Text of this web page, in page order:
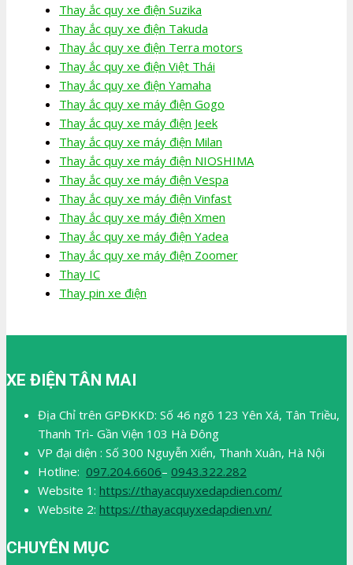
Thay ắc quy xe điện Suzika
Thay ắc quy xe điện Takuda
Thay ắc quy xe điện Terra motors
Thay ắc quy xe điện Việt Thái
Thay ắc quy xe điện Yamaha
Thay ắc quy xe máy điện Gogo
Thay ắc quy xe máy điện Jeek
Thay ắc quy xe máy điện Milan
Thay ắc quy xe máy điện NIOSHIMA
Thay ắc quy xe máy điện Vespa
Thay ắc quy xe máy điện Vinfast
Thay ắc quy xe máy điện Xmen
Thay ắc quy xe máy điện Yadea
Thay ắc quy xe máy điện Zoomer
Thay IC
Thay pin xe điện
XE ĐIỆN TÂN MAI
Địa Chỉ trên GPĐKKD: Số 46 ngõ 123 Yên Xá, Tân Triều,
Thanh Trì- Gần Viện 103 Hà Đông
VP đại diện : Số 300 Nguyễn Xiển, Thanh Xuân, Hà Nội
Hotline: 097.204.6606– 0943.322.282
Website 1: https://thayacquyxedapdien.com/
Website 2: https://thayacquyxedapdien.vn/
CHUYÊN MỤC